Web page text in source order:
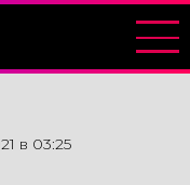
в 03:25